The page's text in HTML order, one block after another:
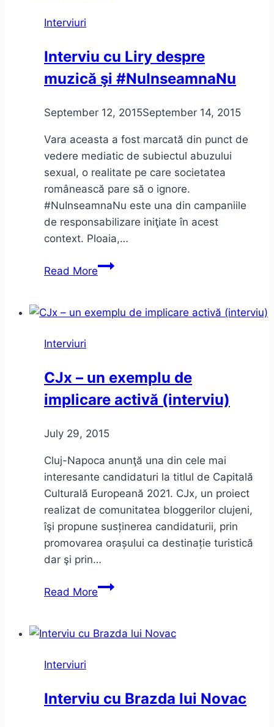
2015
Interviuri
Interviu cu Liry despre
muzică şi #NuInseamnaNu
September 12, 2015September 14, 2015
Vara aceasta a fost marcată din punct de
vedere mediatic de subiectul abuzului
sexual, o realitate pe care societatea
românească pare să o ignore.
#NuInseamnaNu este una din campaniile
de responsabilizare iniţiate în acest
context. Ploaia,…
Read MoreInterviu
despre
Interviuri
CJx – un exemplu de
implicare activă (interviu)
July 29, 2015
Cluj-Napoca anunţă una din cele mai
interesante candidaturi la titlul de Capitală
Culturală Europeană 2021. CJx, un proiect
realizat de comunitatea bloggerilor clujeni,
îşi propune susținerea candidaturii, prin
promovarea orașului ca destinație turistică
dar şi prin…
Read MoreCJx
exemplu
(interviu)
Interviuri
Interviu cu Brazda lui Novac